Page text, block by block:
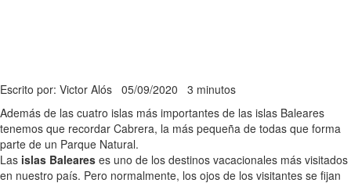
Escrito por: Victor Alós 05/09/2020 3 minutos
Además de las cuatro islas más importantes de las islas Baleares
tenemos que recordar Cabrera, la más pequeña de todas que forma
parte de un Parque Natural.
Las islas Baleares es uno de los destinos vacacionales más visitados
en nuestro país. Pero normalmente, los ojos de los visitantes se fijan